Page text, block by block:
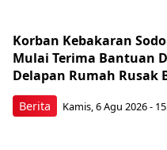
Berita
Korban Kebakaran
Mulai Terima Bantuan
Delapan Rumah Rusak
Kamis, 6 Agu 2026 -